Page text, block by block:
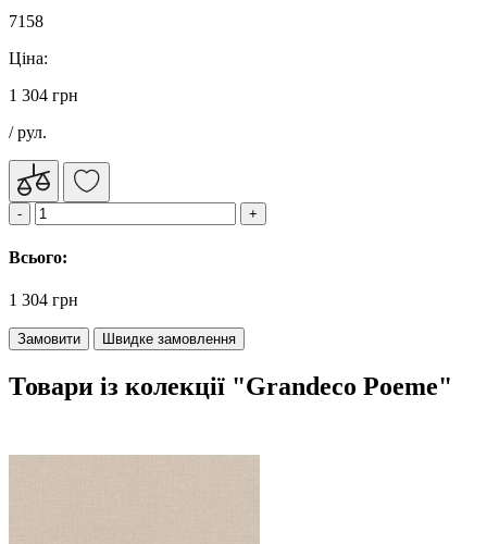
7158
Ціна:
1 304 грн
/ рул.
Всього:
1 304 грн
Замовити Швидке замовлення
Товари із колекції "Grandeco Poeme"